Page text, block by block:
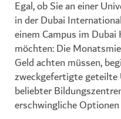
Egal, ob Sie an einer
in der Dubai
einem Campus im
möchten: Die
Geld achten müssen,
zweckgefertigte
beliebter
erschwingliche